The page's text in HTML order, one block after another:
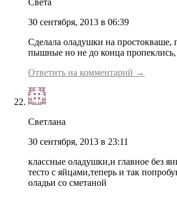
Света
30 сентября, 2013 в 06:39
Сделала оладушки на простокваше,
пышные но не до конца пропеклись,
Ответить на комментарий →
Светлана
30 сентября, 2013 в 23:11
классные оладушки,и главное без
тесто с яйцами,теперь и так
оладьи со сметаной